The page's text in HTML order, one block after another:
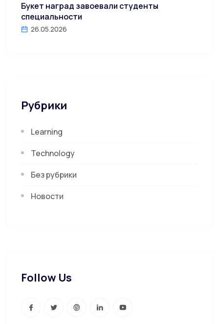
Букет наград завоевали студенты
специальности
26.05.2026
Рубрики
Learning
Technology
Без рубрики
Новости
Follow Us